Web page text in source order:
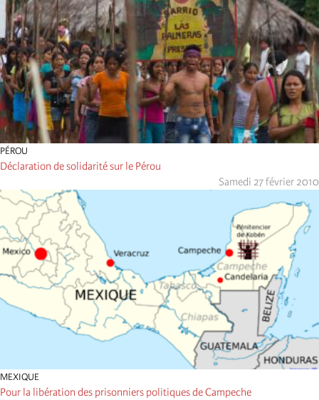
PÉROU
Déclaration de solidarité sur le Pérou
Samedi 27 février 2010
MEXIQUE
Pour la libération des prisonniers politiques de Campeche